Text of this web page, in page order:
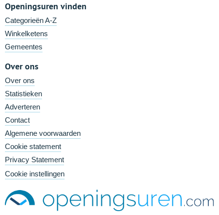
Openingsuren vinden
Categorieën A-Z
Winkelketens
Gemeentes
Over ons
Over ons
Statistieken
Adverteren
Contact
Algemene voorwaarden
Cookie statement
Privacy Statement
Cookie instellingen